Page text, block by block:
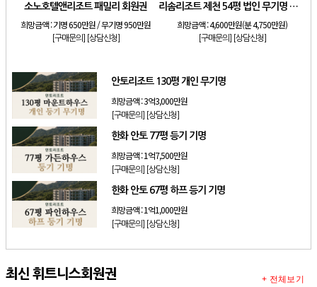
소노호텔앤리조트 패밀리 회원권
희망금액 :기명 650만원 / 무기명 950만원
[구매문의] [상담신청]
리솜리조트 제천 54평 법인 무기명 회원제
희망금액 :4,600만원(분 4,750만원)
[구매문의] [상담신청]
안토리조트 130평 개인 무기명
희망금액 :3억3,000만원
[구매문의] [상담신청]
한화 안토 77평 등기 기명
희망금액 :1억7,500만원
[구매문의] [상담신청]
한화 안토 67평 하프 등기 기명
희망금액 :1억1,000만원
[구매문의] [상담신청]
최신 휘트니스회원권 + 전체보기